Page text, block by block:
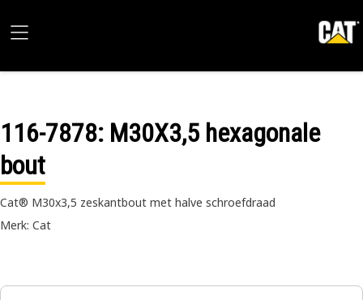
116-7878: M30X3,5 hexagonale
bout
Cat® M30x3,5 zeskantbout met halve schroefdraad
Merk: Cat